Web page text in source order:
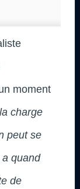
moment
charge
peut se
quand
de